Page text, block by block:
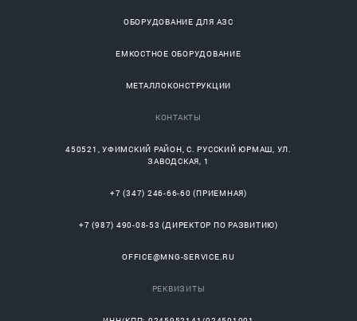
ОБОРУДОВАНИЕ ДЛЯ АЗС
ЕМКОСТНОЕ ОБОРУДОВАНИЕ
МЕТАЛЛОКОНСТРУКЦИИ
КОНТАКТЫ
450521 ,УФИМСКИЙ РАЙОН, С.РУССКИЙ ЮРМАШ, УЛ.
ЗАВОДСКАЯ, 1
+7 (347) 246-66-60 (ПРИЕМНАЯ)
+7 (987) 490-08-53 (ДИРЕКТОР ПО РАЗВИТИЮ)
OFFICE@MNG-SERVICE.RU
РЕКВИЗИТЫ